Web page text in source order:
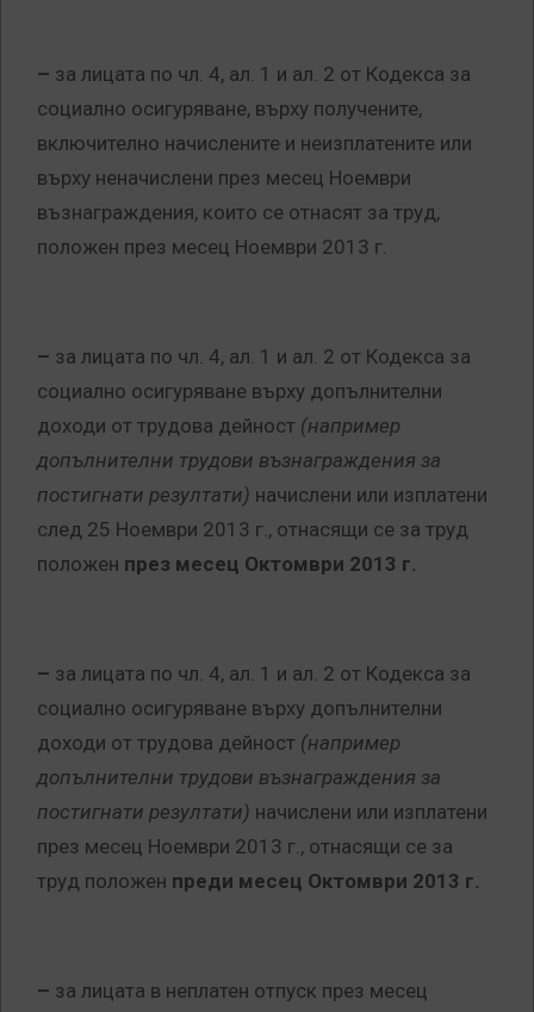
– за лицата по чл. 4, ал. 1 и ал. 2 от Кодекса за
социално осигуряване, върху получените,
включително начислените и неизплатените или
върху неначислени през месец Ноември
възнаграждения, които се отнасят за труд,
положен през месец Ноември 2013 г.
– за лицата по чл. 4, ал. 1 и ал. 2 от Кодекса за
социално осигуряване върху допълнителни
доходи от трудова дейност (например
допълнителни трудови възнаграждения за
постигнати резултати) начислени или изплатени
след 25 Ноември 2013 г., отнасящи се за труд
положен през месец Октомври 2013 г.
– за лицата по чл. 4, ал. 1 и ал. 2 от Кодекса за
социално осигуряване върху допълнителни
доходи от трудова дейност (например
допълнителни трудови възнаграждения за
постигнати резултати) начислени или изплатени
през месец Ноември 2013 г., отнасящи се за
труд положен преди месец Октомври 2013 г.
– за лицата в неплатен отпуск през месец